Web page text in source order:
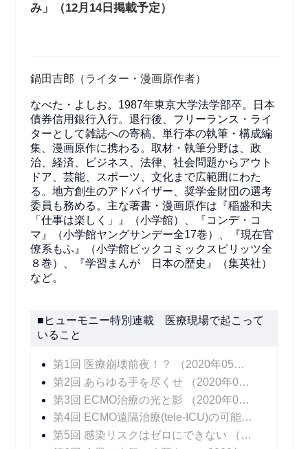
み」（12月 14日掲載予定）
鍋田吉郎（ライター・漫画原作者）
なべた・よしお。1987年東京大学法学部卒。日本
債券信用銀行入行。退行後、フリーランス・ライ
ターとして雑誌への寄稿、単行本の執筆・構成編
集、漫画原作に携わる。取材・執筆分野は、政
治、経済、ビジネス、法律、社会問題からアウト
ドア、芸能、スポーツ、文化まで広範囲にわた
る。地方創生のアドバイザー、奨学金財団の選考
委員も務める。主な著書・漫画原作は『稲盛和夫
「仕事は楽しく」』（小学館）、『コンデ・コ
マ』（小学館ヤングサンデー全17巻）、『現在官
僚系もふ』（小学館ビックコミックスピリッツ全
８巻）、『学習まんが 日本の歴史』（集英社）
など。
■ヒューモニー特別連載 医療現場で起こって
いること
第1回 医療崩壊前夜！？
（2020年05月25日 掲載）
第2回 あらゆる手を尽くせ
（2020年06月01日 掲載）
第3回 ECMO治療の光と影
（2020年06月08日 掲載）
第4回 ECMO遠隔治療(tele-ICU)の可能性
第5回 感染リスクはゼロにできない
（2020年06月22日 掲載）